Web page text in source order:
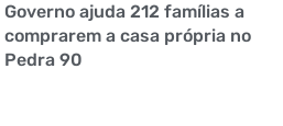
Governo ajuda 212 famílias a
comprarem a casa própria no
Pedra 90